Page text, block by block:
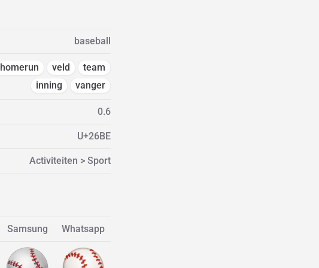
baseball
homerun veld
team
inning
vanger
0.6
U+26BE
Activiteiten > Sport
Samsung Whatsapp